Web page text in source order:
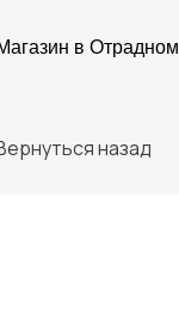
в Отрадном
назад